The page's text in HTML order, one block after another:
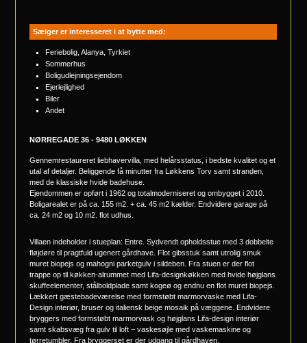
NØRREGADE 36 - 9480 LØKKEN
Gennemrestaureret liebhavervilla, med helårsstatus, i bedste kvalitet og et
utal af detaljer. Beliggende få minutter fra Løkkens Torv samt stranden,
med de klassiske hvide badehuse.
Ejendommen er opført i 1962 og totalmoderniseret og ombygget i 2010.
Boligarealet er på ca. 155 m2. + ca. 45 m2 kælder. Endvidere garage på
ca. 24 m2 og 10 m2. flot udhus.
Villaen indeholder i stueplan: Entre. Sydvendt opholdsstue med 3 dobbelte
fløjdøre til pragtfuld ugenert gårdhave. Flot gibsstuk samt utrolig smuk
muret biopejs og mahogni parketgulv i sildeben. Fra stuen er der flot
trappe op til køkken-alrummet med Lifa-designkøkken med hvide højglans
skuffeelementer, stålboldplade samt kogeø og endnu en flot muret biopejs.
Lækkert gæstebadeværelse med formstøbt marmorvaske med Lifa-
Design interiør, bruser og italiensk beige mosaik på væggene. Endvidere
bryggers med formstøbt marmorvask og højglans Lifa-design interiør
samt skabsvæg fra gulv til loft – vaskesøjle med vaskemaskine og
tørretumbler. Fra bryggerset er der udgang til gårdhaven.
Sælger er interesseret i at bytte med:
Feriebolig, Alanya, Tyrkiet
Sommerhus
Boligudlejningsejendom
Ejerlejlighed
Biler
Andet